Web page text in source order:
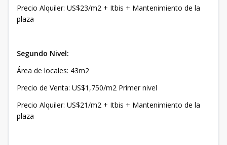
Precio Alquiler: US$23/m2 + Itbis + Mantenimiento de la
plaza
Segundo Nivel:
Área de locales: 43m2
Precio de Venta: US$1,750/m2 Primer nivel
Precio Alquiler: US$21/m2 + Itbis + Mantenimiento de la
plaza